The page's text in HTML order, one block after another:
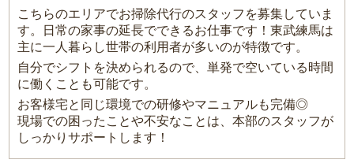
こちらのエリアでお掃除代行のスタッフを募集していま
す。日常の家事の延長でできるお仕事です！東武練馬は
主に一人暮らし世帯の利用者が多いのが特徴です。
自分でシフトを決められるので、単発で空いている時間
に働くことも可能です。
お客様宅と同じ環境での研修やマニュアルも完備◎
現場での困ったことや不安なことは、本部のスタッフが
しっかりサポートします！